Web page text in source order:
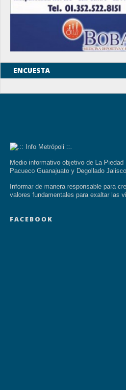
ENCUESTA
Medio informativo objetivo de La
Pacueco Guanajuato y Degollado
Informar de manera responsable para
valores fundamentales para exaltar las
FACEBOOK